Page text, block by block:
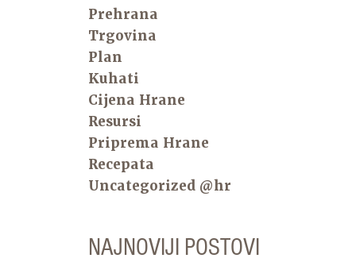
Prehrana
Trgovina
Plan
Kuhati
Cijena Hrane
Resursi
Priprema Hrane
Recepata
Uncategorized @hr
NAJNOVIJI POSTOVI